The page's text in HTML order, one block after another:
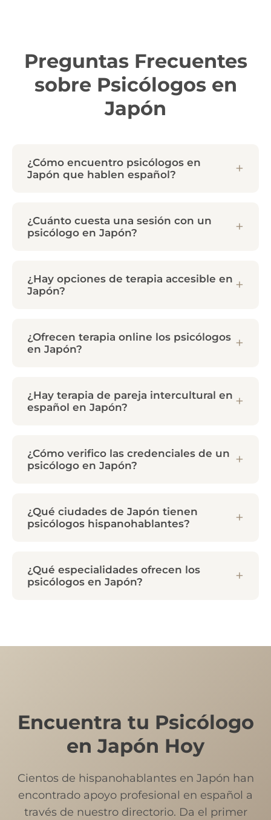
Preguntas Frecuentes
sobre Psicólogos en
Japón
¿Cómo encuentro psicólogos en
Japón que hablen español?
¿Cuánto cuesta una sesión con un
psicólogo en Japón?
¿Hay opciones de terapia accesible en
Japón?
¿Ofrecen terapia online los psicólogos
en Japón?
¿Hay terapia de pareja intercultural en
español en Japón?
¿Cómo verifico las credenciales de un
psicólogo en Japón?
¿Qué ciudades de Japón tienen
psicólogos hispanohablantes?
¿Qué especialidades ofrecen los
psicólogos en Japón?
Encuentra tu Psicólogo
en Japón Hoy
Cientos de hispanohablantes en Japón han
encontrado apoyo profesional en español a
través de nuestro directorio. Da el primer